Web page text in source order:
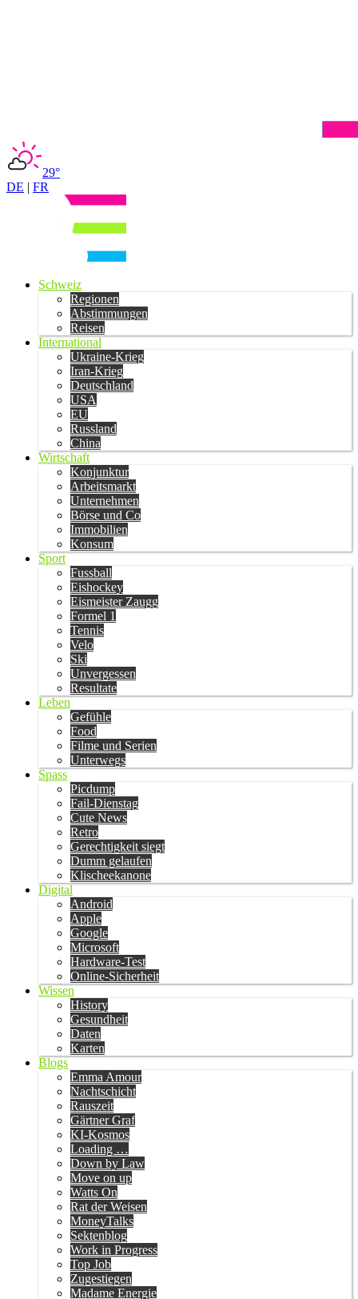
29°
DE | FR
Schweiz
Regionen
Abstimmungen
Reisen
International
Ukraine-Krieg
Iran-Krieg
Deutschland
USA
EU
Russland
China
Wirtschaft
Konjunktur
Arbeitsmarkt
Unternehmen
Börse und Co
Immobilien
Konsum
Sport
Fussball
Eishockey
Eismeister Zaugg
Formel 1
Tennis
Velo
Ski
Unvergessen
Resultate
Leben
Gefühle
Food
Filme und Serien
Unterwegs
Spass
Picdump
Fail-Dienstag
Cute News
Retro
Gerechtigkeit siegt
Dumm gelaufen
Klischeekanone
Digital
Android
Apple
Google
Microsoft
Hardware-Test
Online-Sicherheit
Wissen
History
Gesundheit
Daten
Karten
Blogs
Emma Amour
Nachtschicht
Rauszeit
Gärtner Graf
KI-Kosmos
Loading …
Down by Law
Move on up
Watts On
Rat der Weisen
MoneyTalks
Sektenblog
Work in Progress
Top Job
Zugestiegen
Madame Energie